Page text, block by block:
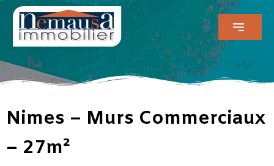
Nimes – Murs Commerciaux
– 27m²